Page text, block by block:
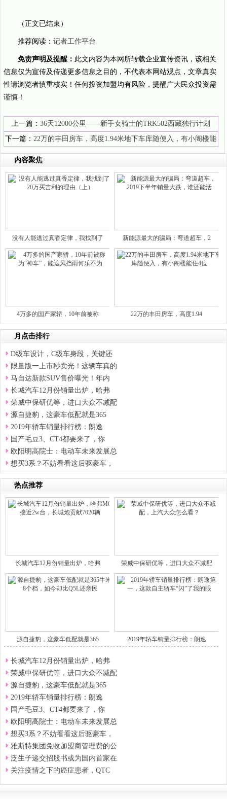
（正文已结束）
推荐阅读： 记者工作平台
免责声明及提醒： 此文内容为本网所转载企业宣传资讯，该相关
信息仅为宣传及传递更多信息之目的，不代表本网站观点，文章真实
性请浏览者慎重核实！任何投资加盟均有风险，提醒广大民众投资需
谨慎！
上一篇： 36天12000公里——新手女骑士的TRK502西藏独行计划
下一篇：22万的丰田房车，高度1.94米地下车库随便入，有小阁楼能
住4位
内容聚焦
没有人能逃过真香定律，我找到了 新能源最大的骗局：弯道超车，2
4万多的国产家轿，10年前被称 22万的丰田房车，高度1.94
月点击排行
D级车设计，C级车身段，关键还
限量版一上市秒卖光！这辆车真的
马自达新款SUV售价曝光！年内
长城汽车12月份销量出炉，哈弗
荣威中保研优等，进口大众不减配
源自捷豹，这豪车低配就是365
2019年轿车销量排行榜：朗逸
国产毛豆3、CT4都要来了，你
欧阳明高院士：电动车未来发展总
想买3系？不妨看看这后驱豪车，
热点推荐
长城汽车12月份销量出炉，哈弗 荣威中保研优等，进口大众不减配
源自捷豹，这豪车低配就是365 2019年轿车销量排行榜：朗逸
长城汽车12月份销量出炉，哈弗
荣威中保研优等，进口大众不减配
源自捷豹，这豪车低配就是365
2019年轿车销量排行榜：朗逸
国产毛豆3、CT4都要来了，你
欧阳明高院士：电动车未来发展总
想买3系？不妨看看这后驱豪车，
雅斯特集团免收加盟商管理费的公
泛生子递交招股书或为国内首家在
关注疫情之下的癌症患者，QTC